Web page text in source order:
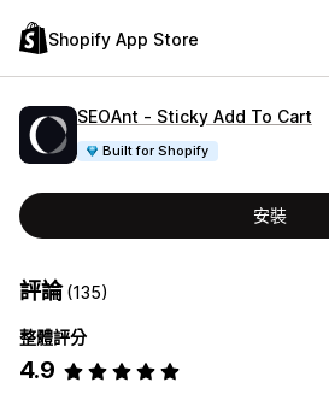
Shopify App Store
SEOAnt ‑ Sticky Add To Cart
Built for Shopify
安裝
評論(135)
整體評分
4.9